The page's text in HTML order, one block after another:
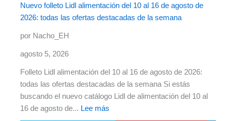
Nuevo folleto Lidl alimentación del 10 al 16 de agosto de
2026: todas las ofertas destacadas de la semana
por Nacho_EH
agosto 5, 2026
Folleto Lidl alimentación del 10 al 16 de agosto de 2026:
todas las ofertas destacadas de la semana Si estás
buscando el nuevo catálogo Lidl de alimentación del 10 al
16 de agosto de... Lee más